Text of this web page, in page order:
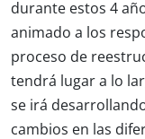
durante estos 4
animado a los
proceso de
tendrá lugar a lo
se irá
cambios en las